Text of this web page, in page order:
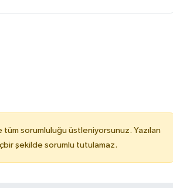
sorumluluğu üstleniyorsunuz. Yazılan
şekilde sorumlu tutulamaz.